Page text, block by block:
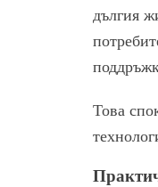
дългия
Това